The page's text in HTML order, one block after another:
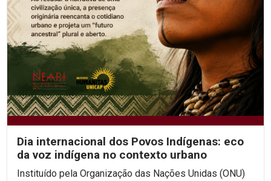
Dia internacional dos Povos Indígenas: eco
da voz indígena no contexto urbano
Instituído pela Organização das Nações Unidas (ONU)